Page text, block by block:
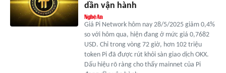
dần vận hành
Giá Pi Network hôm nay 28/5/2025 giảm 0,4%
so với hôm qua, hiện đang ở mức giá 0,7682
USD. Chỉ trong vòng 72 giờ, hơn 102 triệu
token Pi đã được rút khỏi sàn giao dịch OKX.
Dấu hiệu rõ ràng cho thấy mainnet của Pi